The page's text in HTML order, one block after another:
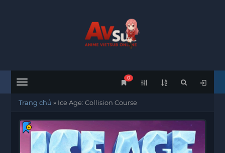
Menu
0
Trang chủ » Ice Age: Collision Course